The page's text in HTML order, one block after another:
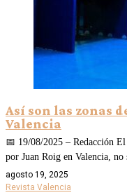
Así son las zonas
Valencia
📅 19/08/2025 – Redacción
por Juan Roig en Valencia,
agosto 19, 2025
Revista Valencia